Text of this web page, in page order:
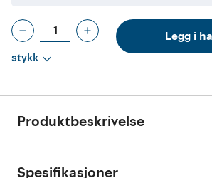
stykk
Legg i
Produktbeskrivelse
Spesifikasjoner